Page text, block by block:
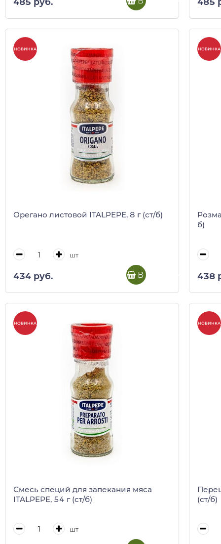
НОВИНКА
Орегано листовой ITALPEPE, 8 г (ст/б)
шт
434 руб. В корзину
НОВИНКА
б)
438
НОВИНКА
Смесь специй для запекания мяса
ITALPEPE, 54 г (ст/б)
шт
НОВИНКА
(ст/б)